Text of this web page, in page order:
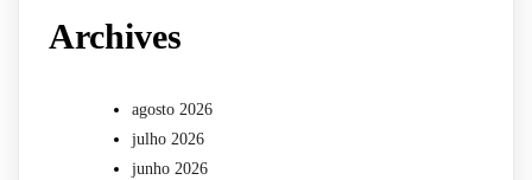
Archives
agosto 2026
julho 2026
junho 2026